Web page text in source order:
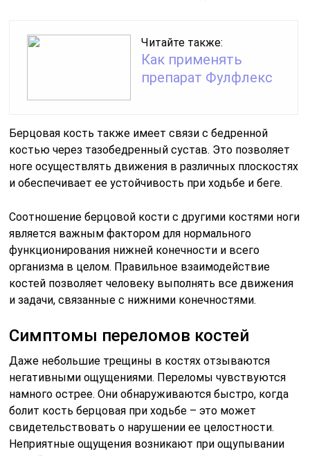
Читайте также:
Как применять
препарат Фулфлекс
Берцовая кость также имеет связи с бедренной
костью через тазобедренный сустав. Это позволяет
ноге осуществлять движения в различных плоскостях
и обеспечивает ее устойчивость при ходьбе и беге.
Соотношение берцовой кости с другими костями ноги
является важным фактором для нормального
функционирования нижней конечности и всего
организма в целом. Правильное взаимодействие
костей позволяет человеку выполнять все движения
и задачи, связанные с нижними конечностями.
Симптомы переломов костей
Даже небольшие трещины в костях отзываются
негативными ощущениями. Переломы чувствуются
намного острее. Они обнаруживаются быстро, когда
болит кость берцовая при ходьбе – это может
свидетельствовать о нарушении ее целостности.
Неприятные ощущения возникают при ощупывании